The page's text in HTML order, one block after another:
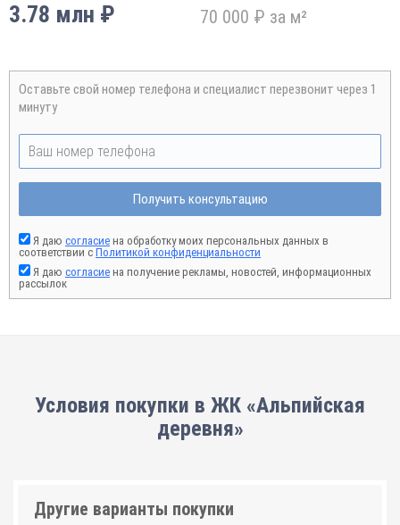
3.78 млн ₽ 70 000 ₽ за м²
Оставьте свой номер телефона и специалист перезвонит через 1
минуту
Получить консультацию
Я даю согласие на обработку моих персональных данных в
соответствии с Политикой конфиденциальности
Я даю согласие на получение рекламы, новостей, информационных
рассылок
Условия покупки в ЖК «Альпийская
деревня»
Другие варианты покупки